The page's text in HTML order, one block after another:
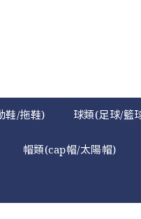
鞋/拖鞋) 球類(足球/籃
帽類(cap帽/太陽帽)